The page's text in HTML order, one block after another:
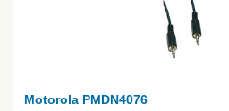
Motorola PMDN4076